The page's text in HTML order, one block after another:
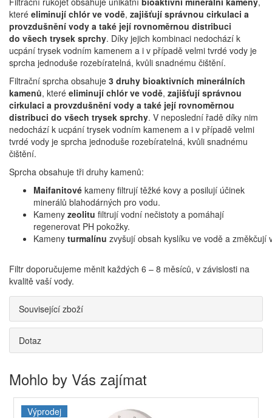
které eliminují chlór ve vodě, zajišťují správnou cirkulaci a
provzdušnění vody a také její rovnoměrnou distribuci
do všech trysek sprchy. Díky jejich kombinaci nedochází k
ucpání trysek vodním kamenem a i v případě velmi tvrdé vody je
sprcha jednoduše rozebíratelná, kvůli snadnému čištění.
Filtrační sprcha obsahuje 3 druhy bioaktivních minerálních
kamenů, které eliminují chlór ve vodě, zajišťují správnou
cirkulaci a provzdušnění vody a také její rovnoměrnou
distribuci do všech trysek sprchy. V neposlední řadě díky nim
nedochází k ucpání trysek vodním kamenem a i v případě velmi
tvrdé vody je sprcha jednoduše rozebíratelná, kvůli snadnému
čištění.
Sprcha obsahuje tři druhy kamenů:
Maifanitové kameny filtrují těžké kovy a posilují účinek
minerálů blahodárných pro vodu.
Kameny zeolitu filtrují vodní nečistoty a pomáhají
regenerovat PH pokožky.
Kameny turmalínu zvyšují obsah kyslíku ve vodě a změkčují
Filtr doporučujeme měnit každých 6 – 8 měsíců, v závislosti na
kvalitě vaší vody.
Související zboží
Dotaz
Mohlo by Vás zajímat
Výprodej